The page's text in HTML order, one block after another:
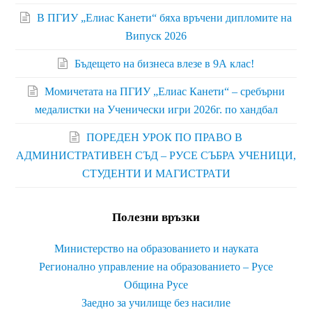
В ПГИУ „Елиас Канети“ бяха връчени дипломите на
Випуск 2026
Бъдещето на бизнеса влезе в 9А клас!
Момичетата на ПГИУ „Елиас Канети“ – сребърни
медалистки на Ученически игри 2026г. по хандбал
ПОРЕДЕН УРОК ПО ПРАВО В
АДМИНИСТРАТИВЕН СЪД – РУСЕ СЪБРА УЧЕНИЦИ,
СТУДЕНТИ И МАГИСТРАТИ
Полезни връзки
Министерство на образованието и науката
Регионално управление на образованието – Русе
Община Русе
Заедно за училище без насилие